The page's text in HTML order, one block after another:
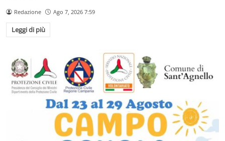
Redazione Ago 7, 2026 7:59
Leggi di più